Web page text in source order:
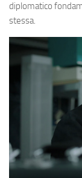
diplomatico
stessa.